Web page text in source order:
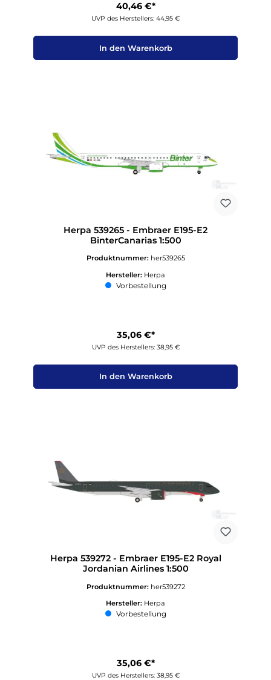
40,46 €*
UVP des Herstellers: 44,95 €
In den Warenkorb
Herpa 539265 - Embraer E195-E2
BinterCanarias 1:500
Produktnummer: her539265
Hersteller: Herpa
Vorbestellung
35,06 €*
UVP des Herstellers: 38,95 €
In den Warenkorb
Herpa 539272 - Embraer E195-E2 Royal
Jordanian Airlines 1:500
Produktnummer: her539272
Hersteller: Herpa
Vorbestellung
35,06 €*
UVP des Herstellers: 38,95 €